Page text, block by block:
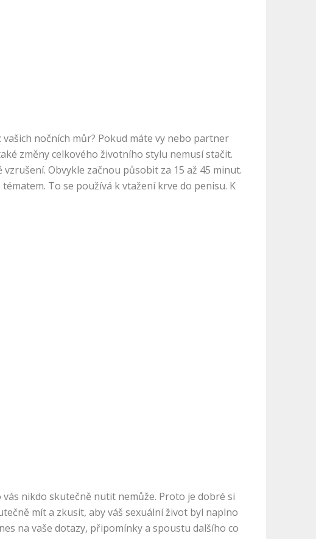
nočních můr? Pokud máte vy nebo partner
změny celkového životního stylu nemusí stačit.
Obvykle začnou působit za 15 až 45 minut.
To se používá k vtažení krve do penisu. K
nikdo skutečně nutit nemůže. Proto je dobré si
mít a zkusit, aby váš sexuální život byl naplno
na vaše dotazy, připomínky a spoustu dalšího co